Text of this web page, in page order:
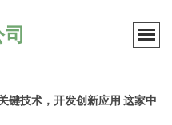
键技术，开发创新应用 这家中